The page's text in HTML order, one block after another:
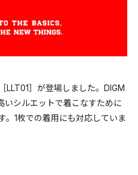
LLT01］が登場しました。DIGM
いシルエットで着こなすために
。1枚での着用にも対応していま